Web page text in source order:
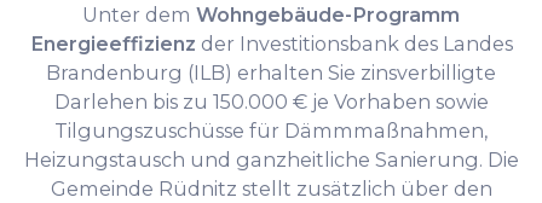
Unter dem Wohngebäude-Programm
Energieeffizienz der Investitionsbank des Landes
Brandenburg (ILB) erhalten Sie zinsverbilligte
Darlehen bis zu 150.000 € je Vorhaben sowie
Tilgungszuschüsse für Dämmmaßnahmen,
Heizungstausch und ganzheitliche Sanierung. Die
Gemeinde Rüdnitz stellt zusätzlich über den